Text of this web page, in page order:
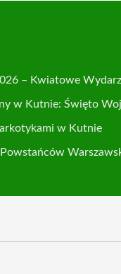
– Kwiatowe
w Kutnie: Święto
w Kutnie